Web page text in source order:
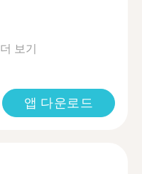
더 보기
앱 다운로드